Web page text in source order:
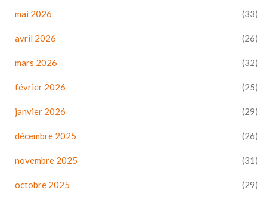
mai 2026 (33)
avril 2026 (26)
mars 2026 (32)
février 2026 (25)
janvier 2026 (29)
décembre 2025 (26)
novembre 2025 (31)
octobre 2025 (29)